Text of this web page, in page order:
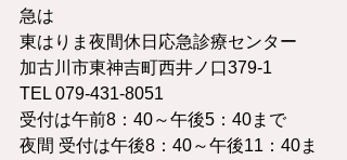
急は
東はりま夜間休日応急診療センター
加古川市東神吉町西井ノ口379-1
TEL 079-431-8051
受付は午前8：40～午後5：40まで
夜間 受付は午後8：40～午後11：40ま